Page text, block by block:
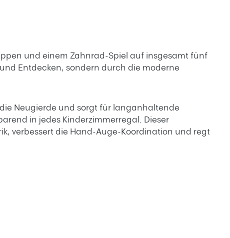
und einem Zahnrad-Spiel auf insgesamt fünf
Entdecken, sondern durch die moderne
Neugierde und sorgt für langanhaltende
in jedes Kinderzimmerregal. Dieser
verbessert die Hand-Auge-Koordination und regt